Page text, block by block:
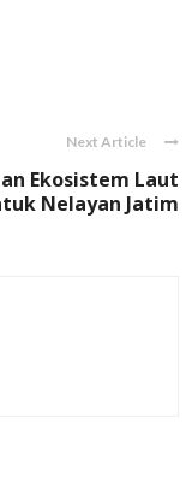
Next Article
Ekosistem Laut
Nelayan Jatim